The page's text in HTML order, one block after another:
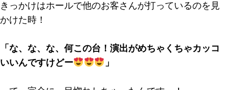
きっかけはホールで他のお客さんが打っているのを見
かけた時！
「な、な、な、何この台！演出がめちゃくちゃカッコ
いいんですけどー
」